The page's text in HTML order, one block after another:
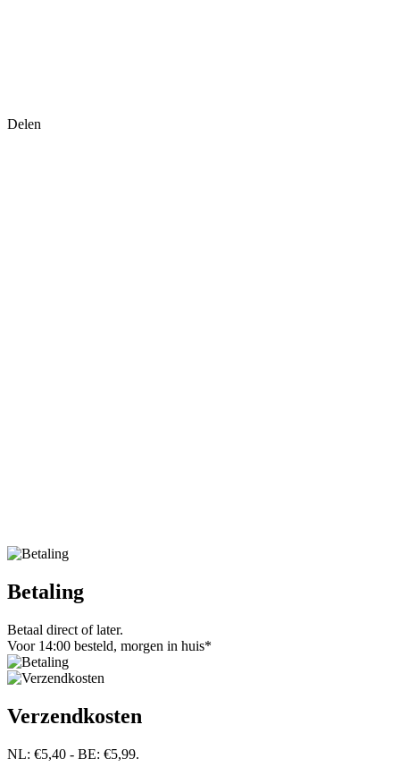
Delen
Betaling
Betaal direct of later.
Voor 14:00 besteld, morgen in huis*
Verzendkosten
NL: €5,40 - BE: €5,99.